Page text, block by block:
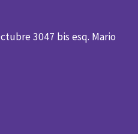
3047 bis esq. Mario